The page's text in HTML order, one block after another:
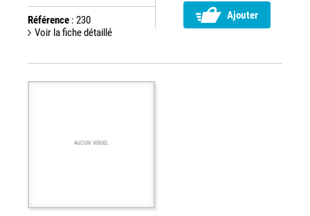
Référence : 230
Voir la fiche détaillé
Ajouter
AUCUN VISUEL